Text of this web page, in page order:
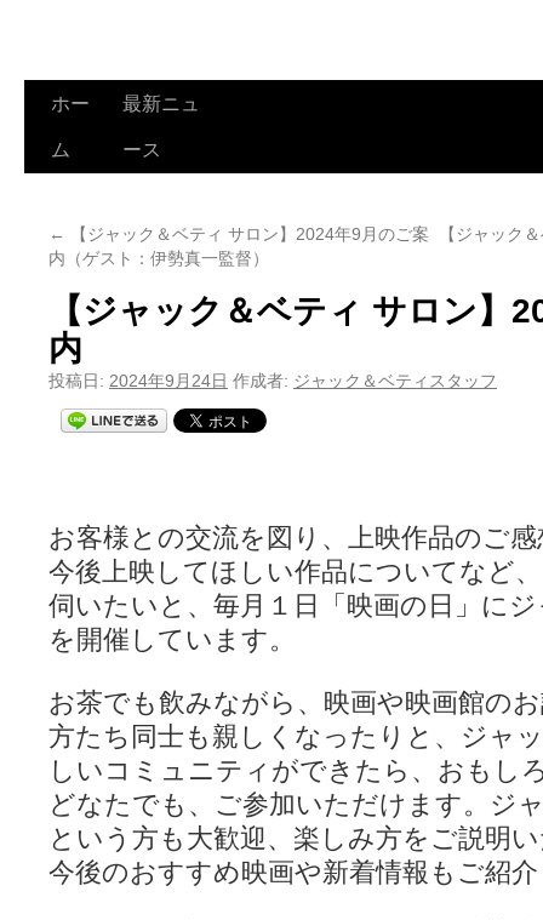
ホー
ム
最新ニュ
ース
←
【ジャック＆ベティ サロン】2024年9月のご案
内（ゲスト：伊勢真一監督）
【ジャック
【ジャック＆ベティ サロン】
内
投稿日: 2024年9月24日 作成者: ジャック＆ベティスタッフ
お客様との交流を図り、上映作品のご
今後上映してほしい作品についてなど
伺いたいと、毎月１日「映画の日」に
を開催しています。
お茶でも飲みながら、映画や映画館の
方たち同士も親しくなったりと、ジャ
しいコミュニティができたら、おもし
どなたでも、ご参加いただけます。ジ
という方も大歓迎、楽しみ方をご説明
今後のおすすめ映画や新着情報もご紹